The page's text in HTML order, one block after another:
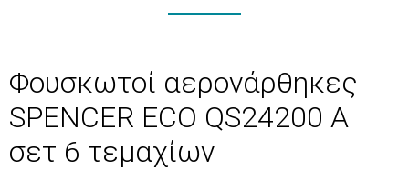
Φουσκωτοί αερονάρθηκες
SPENCER ECO QS24200 A
σετ 6 τεμαχίων